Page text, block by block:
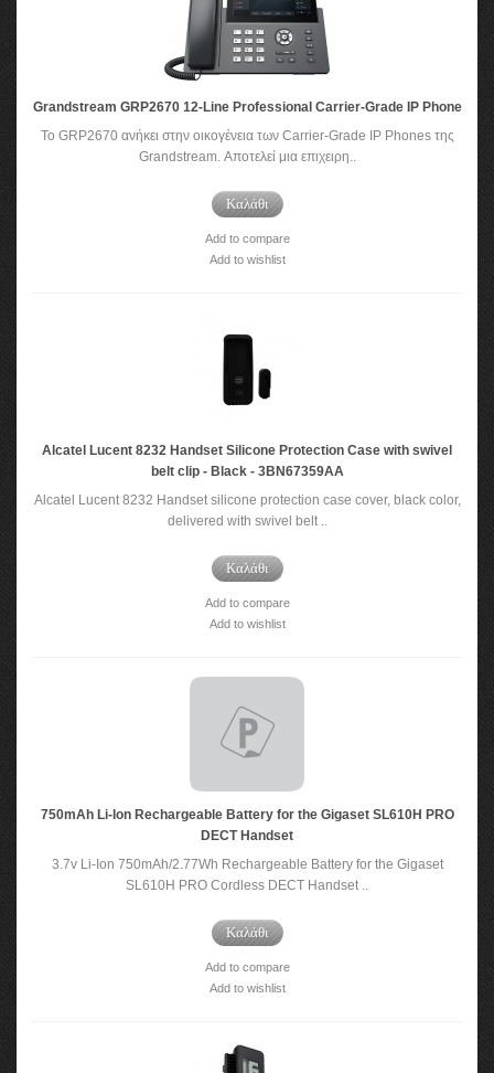
Grandstream GRP2670 12-Line Professional Carrier-Grade IP Phone
Το GRP2670 ανήκει στην οικογένεια των Carrier-Grade IP Phones της
Grandstream. Αποτελεί μια επιχειρη..
Καλάθι
Add to compare
Add to wishlist
Alcatel Lucent 8232 Handset Silicone Protection Case with swivel
belt clip - Black - 3BN67359AA
Alcatel Lucent 8232 Handset silicone protection case cover, black color,
delivered with swivel belt ..
Καλάθι
Add to compare
Add to wishlist
750mAh Li-Ion Rechargeable Battery for the Gigaset SL610H PRO
DECT Handset
3.7v Li-Ion 750mAh/2.77Wh Rechargeable Battery for the Gigaset
SL610H PRO Cordless DECT Handset ..
Καλάθι
Add to compare
Add to wishlist